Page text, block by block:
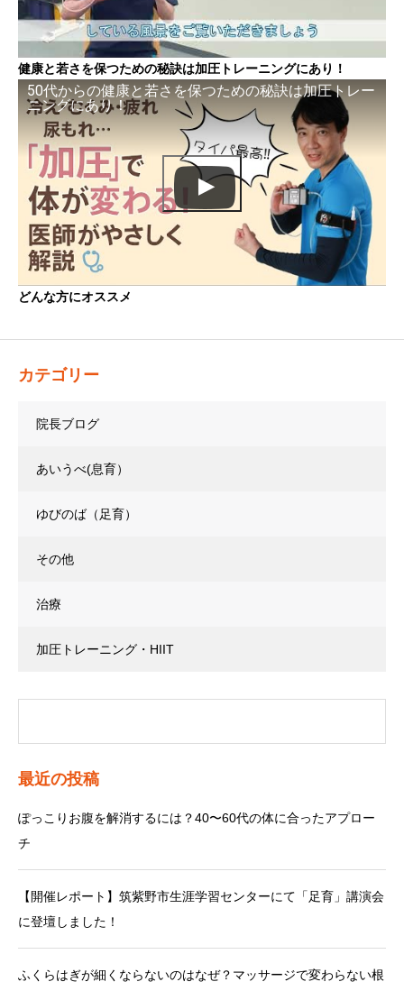
健康と若さを保つための秘訣は加圧トレーニングにあり！
50代からの健康と若さを保つための秘訣は加圧トレー
ニングにあり！
どんな方にオススメ
カテゴリー
院長ブログ
あいうべ(息育）
ゆびのば（足育）
その他
治療
加圧トレーニング・HIIT
最近の投稿
ぽっこりお腹を解消するには？40〜60代の体に合ったアプロー
チ
【開催レポート】筑紫野市生涯学習センターにて「足育」講演会
に登壇しました！
ふくらはぎが細くならないのはなぜ？マッサージで変わらない根